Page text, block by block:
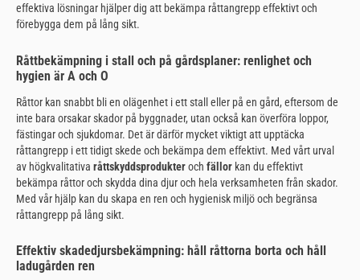
effektiva lösningar hjälper dig att bekämpa råttangrepp effektivt och
förebygga dem på lång sikt.
Råttbekämpning i stall och på gårdsplaner: renlighet och
hygien är A och O
Råttor kan snabbt bli en olägenhet i ett stall eller på en gård, eftersom de
inte bara orsakar skador på byggnader, utan också kan överföra loppor,
fästingar och sjukdomar. Det är därför mycket viktigt att upptäcka
råttangrepp i ett tidigt skede och bekämpa dem effektivt. Med vårt urval
av högkvalitativa råttskyddsprodukteroch fällor kan du effektivt
bekämpa råttor och skydda dina djur och hela verksamheten från skador.
Med vår hjälp kan du skapa en ren och hygienisk miljö och begränsa
råttangrepp på lång sikt.
Effektiv skadedjursbekämpning: håll råttorna borta och håll
ladugården ren